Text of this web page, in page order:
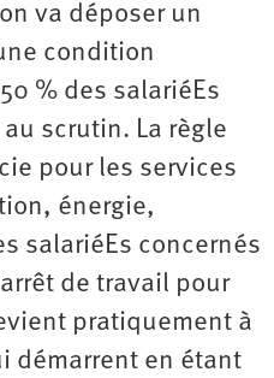
va déposer un
condition
% des salariéEs
scrutin. La règle
pour les services
énergie,
salariéEs concernés
de travail pour
pratiquement à
démarrent en étant